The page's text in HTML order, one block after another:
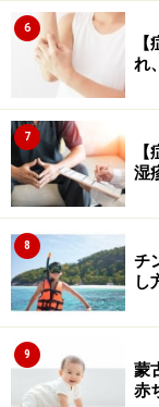
6
れ
7
湿
8
チ
し
9
蒙
赤